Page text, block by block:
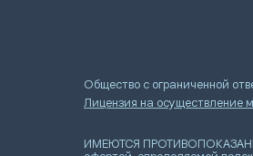
Общество с ограниченной
Лицензия на
ИМЕЮТСЯ